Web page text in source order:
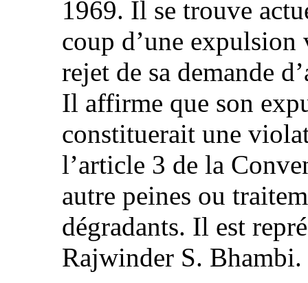
1969. Il se trouve
coup d’une expulsion
rejet de sa demande
Il affirme que son
constituerait une
l’article 3 de la
autre peines ou
dégradants. Il est
Rajwinder S. Bhambi.